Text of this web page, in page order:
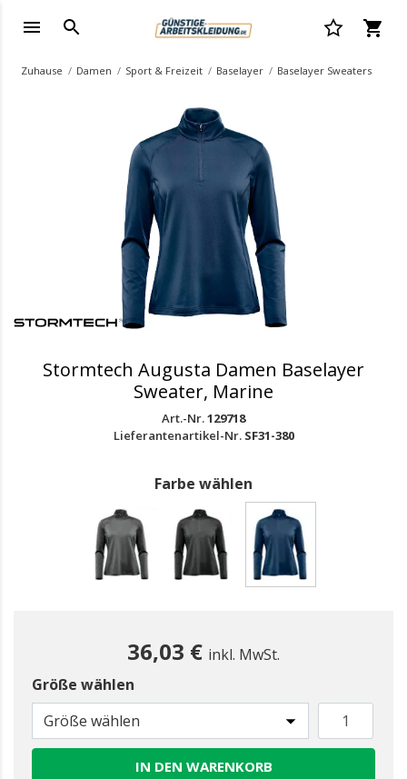
Zuhause Damen Sport & Freizeit Baselayer Baselayer Sweaters
Stormtech Augusta Damen Baselayer
Sweater, Marine
Art.-Nr.129718
Lieferantenartikel-Nr. SF31-380
Farbe wählen
36,03 € inkl. MwSt.
Größe wählen
Größe wählen
IN DEN WARENKORB